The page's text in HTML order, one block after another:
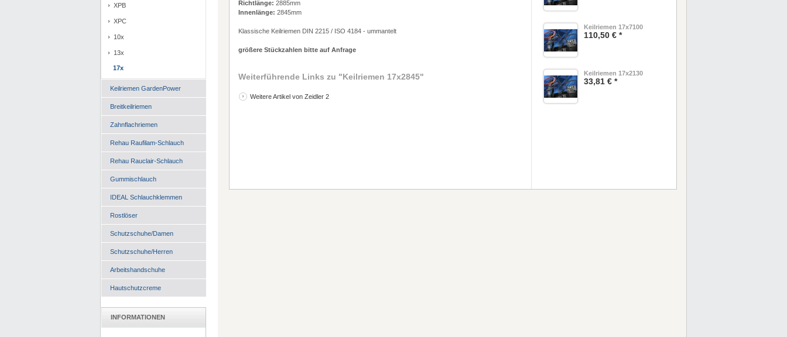
XPB
XPC
10x
13x
17x
Keilriemen GardenPower
Breitkeilriemen
Zahnflachriemen
Rehau Raufilam-Schlauch
Rehau Rauclair-Schlauch
Gummischlauch
IDEAL Schlauchklemmen
Rostlöser
Schutzschuhe/Damen
Schutzschuhe/Herren
Arbeitshandschuhe
Hautschutzcreme
INFORMATIONEN
Richtlänge: 2885mm
Innenlänge: 2845mm
Klassische Keilriemen DIN 2215 / ISO 4184 - ummantelt
größere Stückzahlen bitte auf Anfrage
Weiterführende Links zu "Keilriemen 17x2845"
Weitere Artikel von Zeidler 2
Keilriemen 17x7100
110,50 € *
Keilriemen 17x2130
33,81 € *